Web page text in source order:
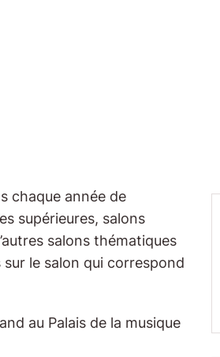
chaque année de
supérieures, salons
salons thématiques
le salon qui correspond
au Palais de la musique